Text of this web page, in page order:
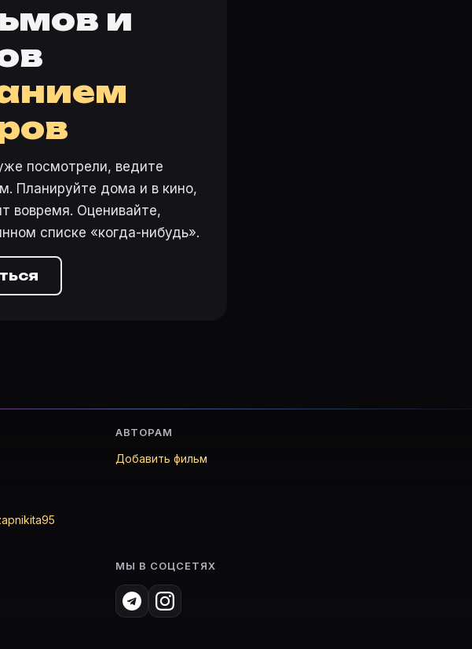
и
посмотрели, ведите
Планируйте дома и в кино,
вовремя. Оценивайте,
списке «когда-нибудь».
АВТОРАМ
Добавить фильм
МЫ В СОЦСЕТЯХ